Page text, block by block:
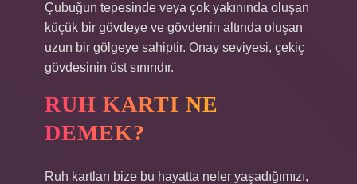
Çubuğun tepesinde veya çok yakınında oluşan
küçük bir gövdeye ve gövdenin altında oluşan
uzun bir gölgeye sahiptir. Onay seviyesi, çekiç
gövdesinin üst sınırıdır.
RUH KARTI NE
DEMEK?
Ruh kartları bize bu hayatta neler yaşadığımızı,